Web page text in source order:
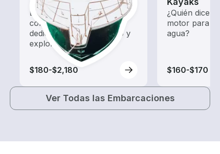
Explora las aguas locales
con un alquiler de barco
dedicado a hacer turismo y
exploración.
$180-$2,180
¿Quién dice
motor para
agua?
$160-$170
Ver Todas las Embarcaciones